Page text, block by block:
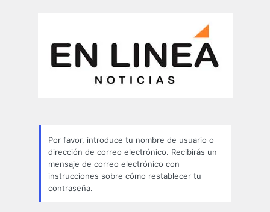
Por favor, introduce tu nombre de usuario o
dirección de correo electrónico. Recibirás un
mensaje de correo electrónico con
instrucciones sobre cómo restablecer tu
contraseña.